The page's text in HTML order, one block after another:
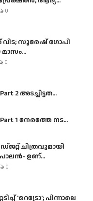
0
വിട; സുരേഷ് ഗോപി
മാസം...
0
2 അടച്ചിട്ടത...
1 നേരത്തേ നട...
ചിത്രവുമായി
ഉണ്...
0
'റെട്രോ'; പിന്നാലെ